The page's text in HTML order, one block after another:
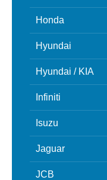
Honda
Hyundai
Hyundai / KIA
Infiniti
Isuzu
Jaguar
JCB